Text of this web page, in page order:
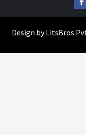
Design byLitsBros